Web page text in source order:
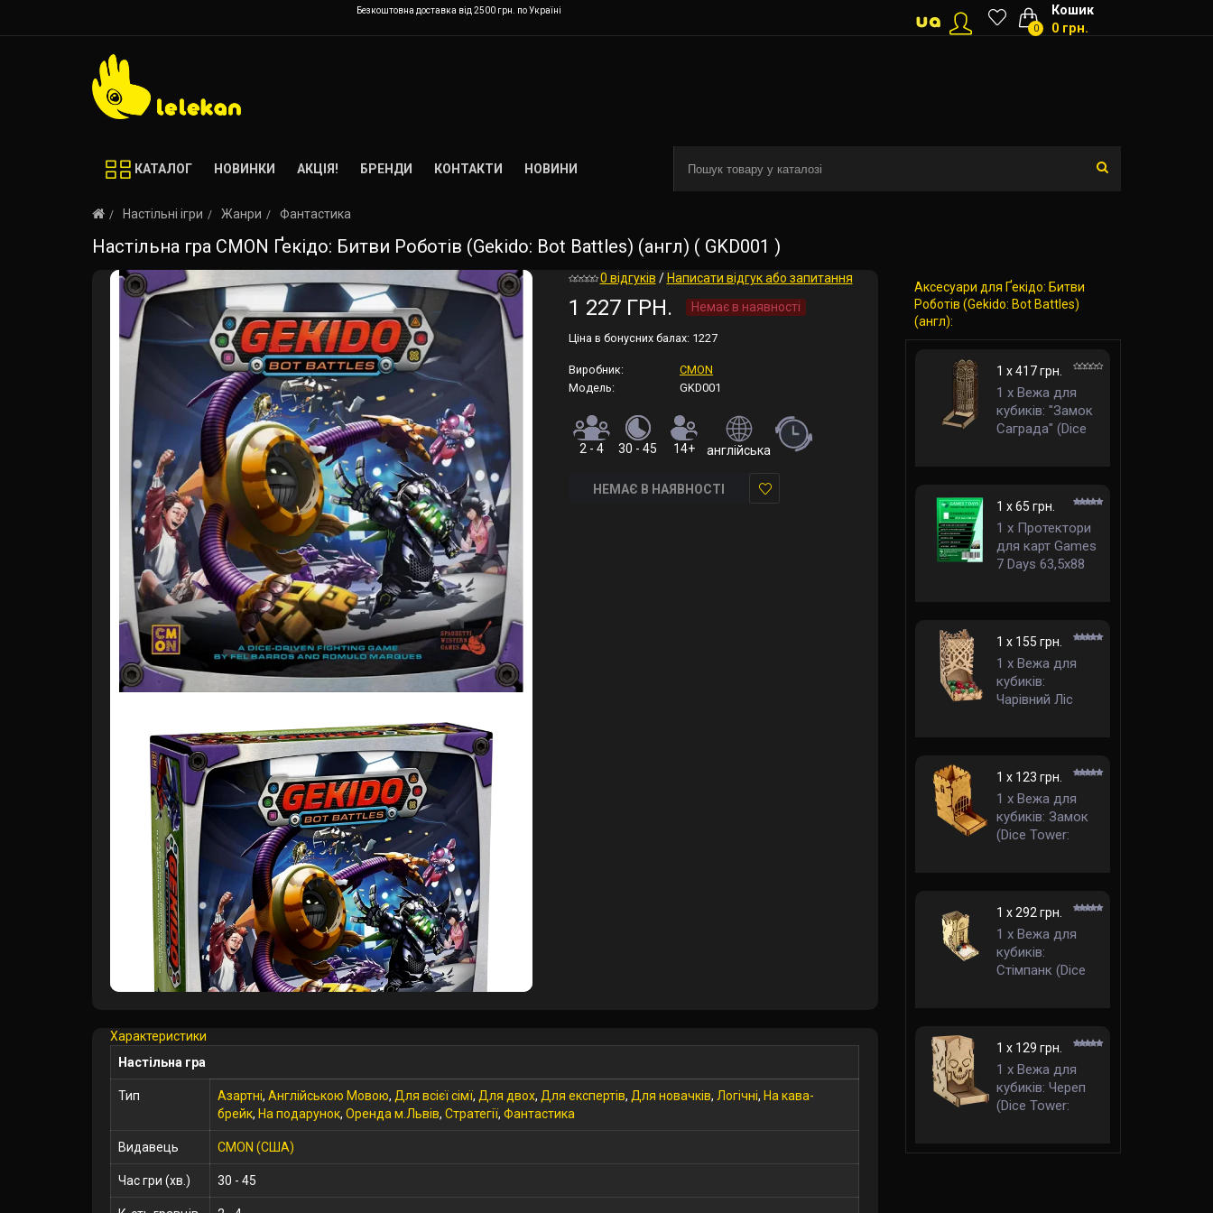
Безкоштовна доставка від 2500 грн. по Україні Кошик
0 0 грн.
КАТАЛОГ НОВИНКИ АКЦІЯ! БРЕНДИ КОНТАКТИ НОВИНИ
Настільні ігри Жанри Фантастика
Настільна гра CMON Ґекідо: Битви Роботів (Gekido: Bot Battles) (англ) ( GKD001 )
0 відгуків / Написати відгук або запитання
1 227 ГРН. Немає в наявності
Ціна в бонусних балах: 1227
Виробник:
CMON
Модель:
GKD001
2 - 4 30 - 45 14+ англійська
НЕМАЄ В НАЯВНОСТІ
Характеристики
Настільна гра
Тип Азартні, Англійською Мовою, Для всієї сімї, Для двох, Для експертів, Для новачків, Логічні, На кава-
брейк, На подарунок, Оренда м.Львів, Стратегії, Фантастика
Видавець CMON (CША)
Час гри (хв.) 30 - 45
Аксесуари для Ґекідо: Битви
Роботів (Gekido: Bot Battles)
(англ):
1 x 417 грн.
1 x Вежа для
кубиків: "Замок
Саграда" (Dice
1 x 65 грн.
1 x Протектори
для карт Games
7 Days 63,5x88
1 x 155 грн.
1 x Вежа для
кубиків:
Чарівний Ліс
1 x 123 грн.
1 x Вежа для
кубиків: Замок
(Dice Tower:
1 x 292 грн.
1 x Вежа для
кубиків:
Стімпанк (Dice
1 x 129 грн.
1 x Вежа для
кубиків: Череп
(Dice Tower: